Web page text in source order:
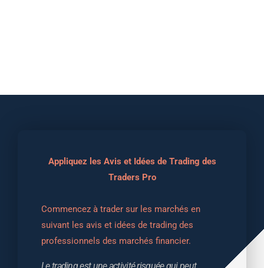
Appliquez les Avis et Idées de Trading des
Traders Pro
Commencez à trader sur les marchés en
suivant les avis et idées de trading des
professionnels des marchés financier.